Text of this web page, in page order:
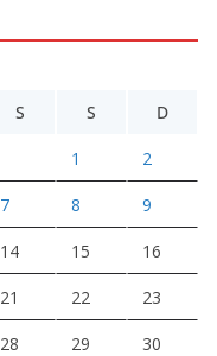
S S D
1 2
7 8 9
14 15 16
21 22 23
28 29 30